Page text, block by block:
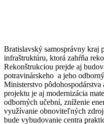
Bratislavský samosprávny
infraštruktúru, ktorá zahŕňa
Rekonštrukciou prejde aj
potravinárskeho a jeho
Ministerstvo
projektu je aj modernizácia
odborných učební, zníženie
využívanie obnoviteľných
bude vybudovanie centra